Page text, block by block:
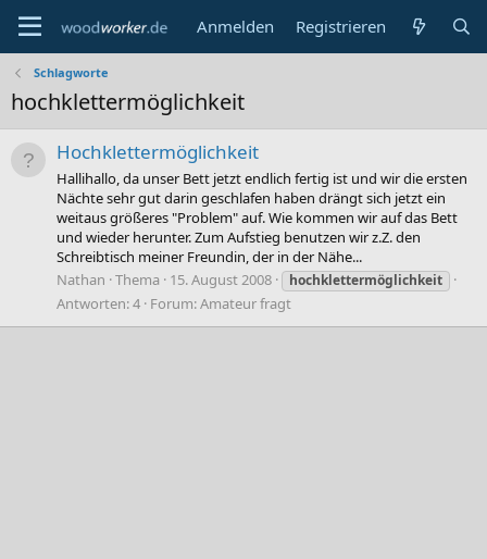
Anmelden Registrieren
Schlagworte
hochklettermöglichkeit
Hochklettermöglichkeit
Hallihallo, da unser Bett jetzt endlich fertig ist und wir die ersten
Nächte sehr gut darin geschlafen haben drängt sich jetzt ein
weitaus größeres "Problem" auf. Wie kommen wir auf das Bett
und wieder herunter. Zum Aufstieg benutzen wir z.Z. den
Schreibtisch meiner Freundin, der in der Nähe...
Nathan Thema 15. August 2008 hochklettermöglichkeit
Antworten: 4 Forum:Amateur fragt